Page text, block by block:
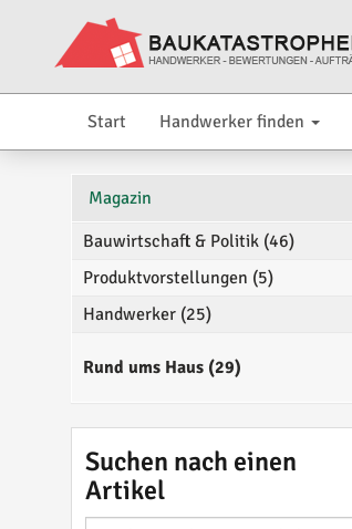
Start Handwerker finden
Magazin
Bauwirtschaft & Politik (46)
Produktvorstellungen (5)
Handwerker (25)
Rund ums Haus (29)
Suchen nach einen
Artikel